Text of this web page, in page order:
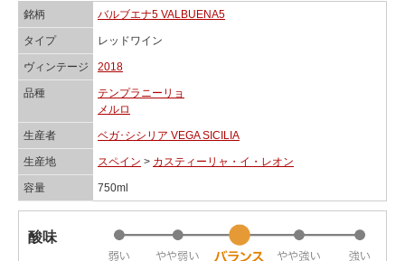
銘柄 バルブエナ5 VALBUENA5
タイプ レッドワイン
ヴィンテージ 2018
品種
テンプラニーリョ
メルロ
生産者 ベガ･シシリア VEGA SICILIA
生産地 スペイン > カスティーリャ・イ・レオン
容量 750ml
酸味